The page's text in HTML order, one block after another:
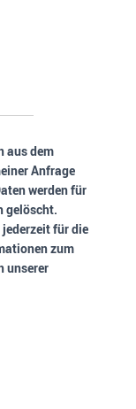
aus dem
Anfrage
werden für
gelöscht.
für die
zum
unserer